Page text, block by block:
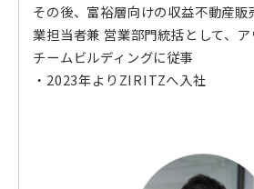
その後、富裕層向けの収益不動産販
業担当者兼 営業部門統括として、
チームビルディングに従事
・2023年よりZIRITZへ入社